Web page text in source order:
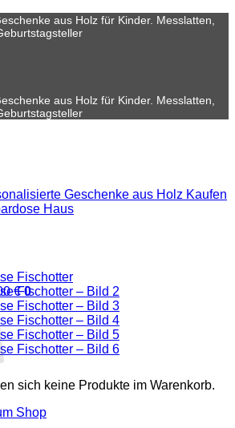
aus Holz für Kinder. Messlatten,
aus Holz für Kinder. Messlatten,
€ 0
sich keine Produkte im Warenkorb.
Shop
Geschenke aus Holz Kaufen
Haus